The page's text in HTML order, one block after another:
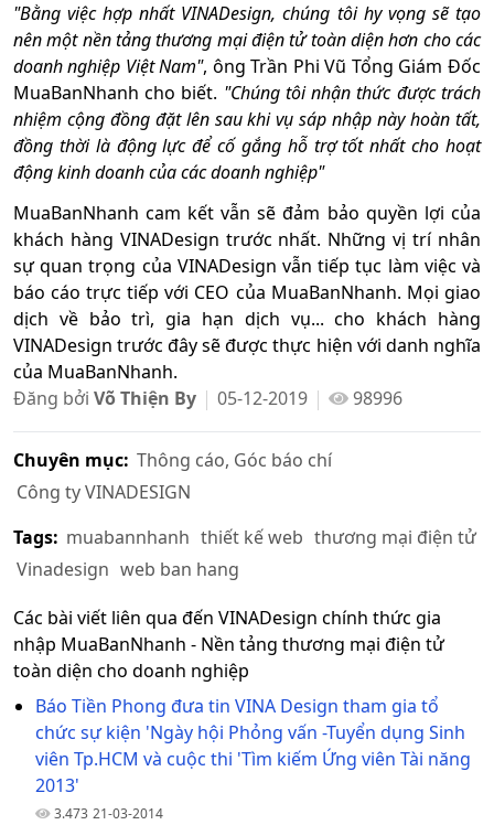
"Bằng việc hợp nhất VINADesign, chúng tôi hy vọng sẽ tạo
nên một nền tảng thương mại điện tử toàn diện hơn cho các
doanh nghiệp Việt Nam", ông Trần Phi Vũ Tổng Giám Đốc
MuaBanNhanh cho biết. "Chúng tôi nhận thức được trách
nhiệm cộng đồng đặt lên sau khi vụ sáp nhập này hoàn tất,
đồng thời là động lực để cố gắng hỗ trợ tốt nhất cho hoạt
động kinh doanh của các doanh nghiệp"
MuaBanNhanh cam kết vẫn sẽ đảm bảo quyền lợi của
khách hàng VINADesign trước nhất. Những vị trí nhân
sự quan trọng của VINADesign vẫn tiếp tục làm việc và
báo cáo trực tiếp với CEO của MuaBanNhanh. Mọi giao
dịch về bảo trì, gia hạn dịch vụ... cho khách hàng
VINADesign trước đây sẽ được thực hiện với danh nghĩa
của MuaBanNhanh.
Đăng bởi Võ Thiện By 05-12-2019 98996
Chuyên mục: Thông cáo, Góc báo chí
Công ty VINADESIGN
Tags: muabannhanh thiết kế web thương mại điện tử
Vinadesign web ban hang
Các bài viết liên qua đến VINADesign chính thức gia
nhập MuaBanNhanh - Nền tảng thương mại điện tử
toàn diện cho doanh nghiệp
Báo Tiền Phong đưa tin VINA Design tham gia tổ
chức sự kiện 'Ngày hội Phỏng vấn -Tuyển dụng Sinh
viên Tp.HCM và cuộc thi 'Tìm kiếm Ứng viên Tài năng
2013'
3.473 21-03-2014